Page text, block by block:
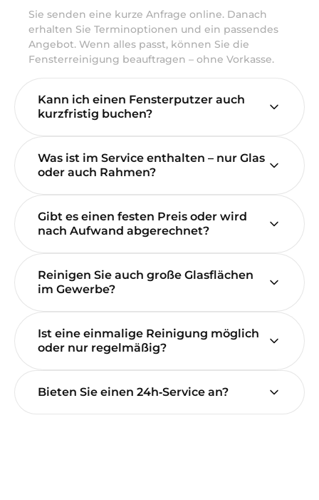
Sie senden eine kurze Anfrage online. Danach
erhalten Sie Terminoptionen und ein passendes
Angebot. Wenn alles passt, können Sie die
Fensterreinigung beauftragen – ohne Vorkasse.
Kann ich einen Fensterputzer auch
kurzfristig buchen?
Was ist im Service enthalten – nur Glas
oder auch Rahmen?
Gibt es einen festen Preis oder wird
nach Aufwand abgerechnet?
Reinigen Sie auch große Glasflächen
im Gewerbe?
Ist eine einmalige Reinigung möglich
oder nur regelmäßig?
Bieten Sie einen 24h‑Service an?